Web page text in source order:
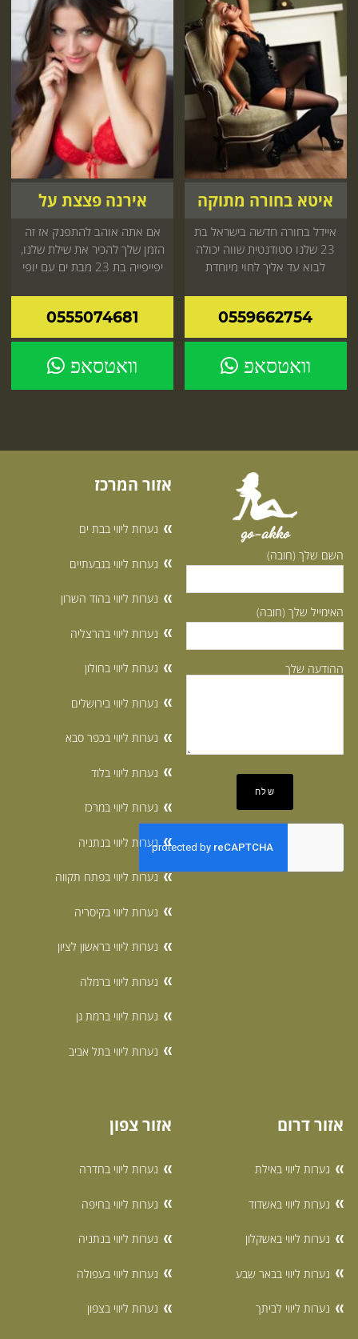
איטא בחורה מתוקה
איידל בחורה חדשה בישראל בת
23 שלנו סטודנטית שווה יכולה
לבוא עד אליך לחוי מיוחדת
עכשיו
0559662754
וואטסאפ
אירנה פצצת על
אם אתה אוהב להתפנק אז זה
הזמן שלך להכיר את שילת שלנו,
יפייפייה בת 23 מבת ים עם יופי
0555074681
וואטסאפ
go-akko
השם שלך (חובה)
האימייל שלך (חובה)
ההודעה שלך
אזור המרכז
נערות ליווי בבת ים
נערות ליווי בגבעתיים
נערות ליווי בהוד השרון
נערות ליווי בהרצליה
נערות ליווי בחולון
נערות ליווי בירושלים
נערות ליווי בכפר סבא
נערות ליווי בלוד
נערות ליווי במרכז
נערות ליווי בנתניה
נערות ליווי בפתח תקווה
נערות ליווי בקיסריה
נערות ליווי בראשון לציון
נערות ליווי ברמלה
נערות ליווי ברמת גן
נערות ליווי בתל אביב
אזור דרום
נערות ליווי באילת
נערות ליווי באשדוד
נערות ליווי באשקלון
נערות ליווי בבאר שבע
נערות ליווי לביתך
אזור צפון
נערות ליווי בחדרה
נערות ליווי בחיפה
נערות ליווי בנתניה
נערות ליווי בעפולה
נערות ליווי בצפון